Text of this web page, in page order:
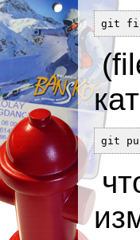
git
git